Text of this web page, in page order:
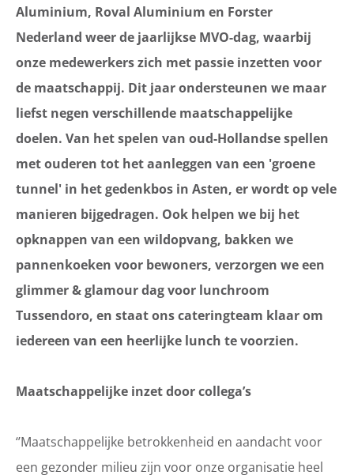
Aluminium, Roval Aluminium en Forster
Nederland weer de jaarlijkse MVO-dag, waarbij
onze medewerkers zich met passie inzetten voor
de maatschappij. Dit jaar ondersteunen we maar
liefst negen verschillende maatschappelijke
doelen. Van het spelen van oud-Hollandse spellen
met ouderen tot het aanleggen van een 'groene
tunnel' in het gedenkbos in Asten, er wordt op vele
manieren bijgedragen. Ook helpen we bij het
opknappen van een wildopvang, bakken we
pannenkoeken voor bewoners, verzorgen we een
glimmer & glamour dag voor lunchroom
Tussendoro, en staat ons cateringteam klaar om
iedereen van een heerlijke lunch te voorzien.
Maatschappelijke inzet door collega’s
‘’Maatschappelijke betrokkenheid en aandacht voor
een gezonder milieu zijn voor onze organisatie heel